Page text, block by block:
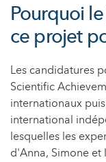
Pourquoi
ce projet
Les candidatures
Scientific
internationaux
international
lesquelles les
d'Anna, Simone